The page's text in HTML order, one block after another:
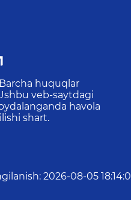
Barcha huquqlar
veb-saytdagi
havola
shart.
: 2026-08-05